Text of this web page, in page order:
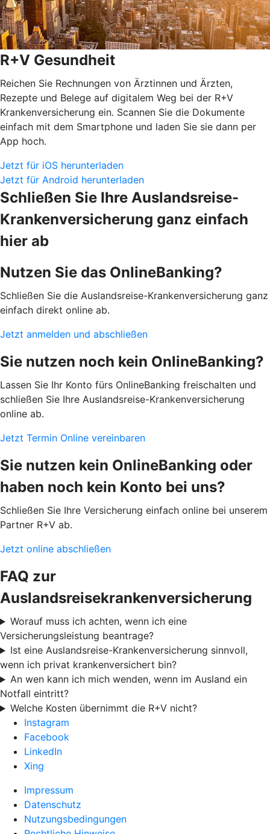
R+V Gesundheit
Reichen Sie Rechnungen von Ärztinnen und Ärzten,
Rezepte und Belege auf digitalem Weg bei der R+V
Krankenversicherung ein. Scannen Sie die Dokumente
einfach mit dem Smartphone und laden Sie sie dann per
App hoch.
Jetzt für iOS herunterladen
Jetzt für Android herunterladen
Schließen Sie Ihre Auslandsreise-
Krankenversicherung ganz einfach
hier ab
Nutzen Sie das OnlineBanking?
Schließen Sie die Auslandsreise-Krankenversicherung ganz
einfach direkt online ab.
Jetzt anmelden und abschließen
Sie nutzen noch kein OnlineBanking?
Lassen Sie Ihr Konto fürs OnlineBanking freischalten und
schließen Sie Ihre Auslandsreise-Krankenversicherung
online ab.
Jetzt Termin Online vereinbaren
Sie nutzen kein OnlineBanking oder
haben noch kein Konto bei uns?
Schließen Sie Ihre Versicherung einfach online bei unserem
Partner R+V ab.
Jetzt online abschließen
FAQ zur
Auslandsreisekrankenversicherung
Worauf muss ich achten, wenn ich eine
Versicherungsleistung beantrage?
Ist eine Auslandsreise-Krankenversicherung sinnvoll,
wenn ich privat krankenversichert bin?
An wen kann ich mich wenden, wenn im Ausland ein
Notfall eintritt?
Welche Kosten übernimmt die R+V nicht?
Instagram
Facebook
LinkedIn
Xing
Impressum
Datenschutz
Nutzungsbedingungen